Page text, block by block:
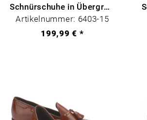
Schnürschuhe in Übergrößen
Artikelnummer: 6403-15
199,99 € *